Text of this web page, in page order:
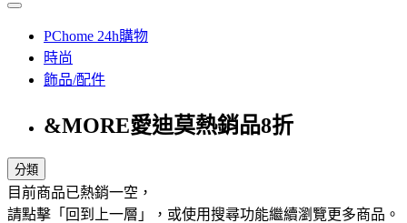
PChome 24h購物
時尚
飾品/配件
&MORE愛迪莫熱銷品8折
分類
目前商品已熱銷一空，
請點擊「回到上一層」，或使用搜尋功能繼續瀏覽更多商品。